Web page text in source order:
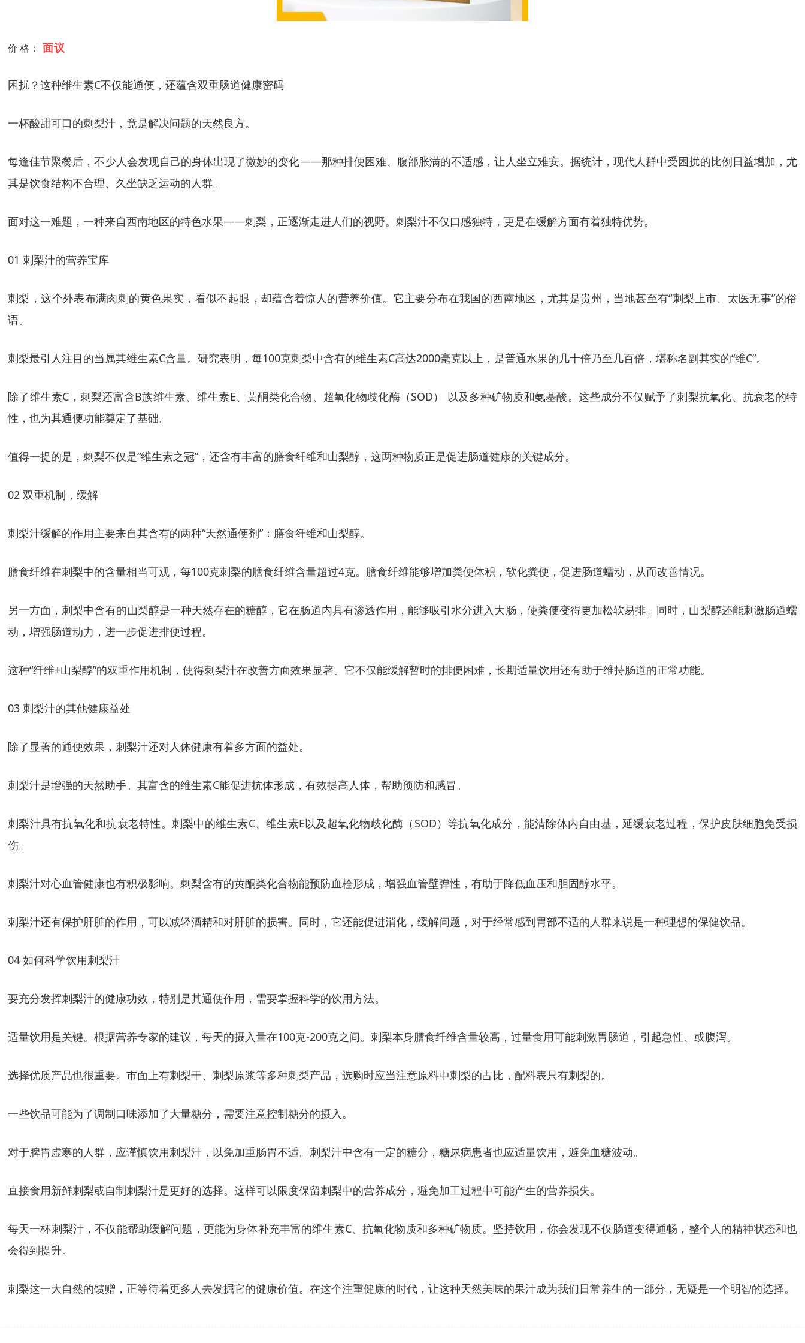
价 格： 面议
困扰？这种维生素C不仅能通便，还蕴含双重肠道健康密码
一杯酸甜可口的刺梨汁，竟是解决问题的天然良方。
每逢佳节聚餐后，不少人会发现自己的身体出现了微妙的变化——那种排便困难、腹部胀满的不适感，让人坐立难安。据统计，现代人群中受困扰的比例日益增加，尤
其是饮食结构不合理、久坐缺乏运动的人群。
面对这一难题，一种来自西南地区的特色水果——刺梨，正逐渐走进人们的视野。刺梨汁不仅口感独特，更是在缓解方面有着独特优势。
01 刺梨汁的营养宝库
刺梨，这个外表布满肉刺的黄色果实，看似不起眼，却蕴含着惊人的营养价值。它主要分布在我国的西南地区，尤其是贵州，当地甚至有“刺梨上市、太医无事”的俗
语。
刺梨最引人注目的当属其维生素C含量。研究表明，每100克刺梨中含有的维生素C高达2000毫克以上，是普通水果的几十倍乃至几百倍，堪称名副其实的“维C”。
除了维生素C，刺梨还富含B族维生素、维生素E、黄酮类化合物、超氧化物歧化酶（SOD） 以及多种矿物质和氨基酸。这些成分不仅赋予了刺梨抗氧化、抗衰老的特
性，也为其通便功能奠定了基础。
值得一提的是，刺梨不仅是“维生素之冠”，还含有丰富的膳食纤维和山梨醇，这两种物质正是促进肠道健康的关键成分。
02 双重机制，缓解
刺梨汁缓解的作用主要来自其含有的两种“天然通便剂”：膳食纤维和山梨醇。
膳食纤维在刺梨中的含量相当可观，每100克刺梨的膳食纤维含量超过4克。膳食纤维能够增加粪便体积，软化粪便，促进肠道蠕动，从而改善情况。
另一方面，刺梨中含有的山梨醇是一种天然存在的糖醇，它在肠道内具有渗透作用，能够吸引水分进入大肠，使粪便变得更加松软易排。同时，山梨醇还能刺激肠道蠕
动，增强肠道动力，进一步促进排便过程。
这种“纤维+山梨醇”的双重作用机制，使得刺梨汁在改善方面效果显著。它不仅能缓解暂时的排便困难，长期适量饮用还有助于维持肠道的正常功能。
03 刺梨汁的其他健康益处
除了显著的通便效果，刺梨汁还对人体健康有着多方面的益处。
刺梨汁是增强的天然助手。其富含的维生素C能促进抗体形成，有效提高人体，帮助预防和感冒。
刺梨汁具有抗氧化和抗衰老特性。刺梨中的维生素C、维生素E以及超氧化物歧化酶（SOD）等抗氧化成分，能清除体内自由基，延缓衰老过程，保护皮肤细胞免受损
伤。
刺梨汁对心血管健康也有积极影响。刺梨含有的黄酮类化合物能预防血栓形成，增强血管壁弹性，有助于降低血压和胆固醇水平。
刺梨汁还有保护肝脏的作用，可以减轻酒精和对肝脏的损害。同时，它还能促进消化，缓解问题，对于经常感到胃部不适的人群来说是一种理想的保健饮品。
04 如何科学饮用刺梨汁
要充分发挥刺梨汁的健康功效，特别是其通便作用，需要掌握科学的饮用方法。
适量饮用是关键。根据营养专家的建议，每天的摄入量在100克-200克之间。刺梨本身膳食纤维含量较高，过量食用可能刺激胃肠道，引起急性、或腹泻。
选择优质产品也很重要。市面上有刺梨干、刺梨原浆等多种刺梨产品，选购时应当注意原料中刺梨的占比，配料表只有刺梨的。
一些饮品可能为了调制口味添加了大量糖分，需要注意控制糖分的摄入。
对于脾胃虚寒的人群，应谨慎饮用刺梨汁，以免加重肠胃不适。刺梨汁中含有一定的糖分，糖尿病患者也应适量饮用，避免血糖波动。
直接食用新鲜刺梨或自制刺梨汁是更好的选择。这样可以限度保留刺梨中的营养成分，避免加工过程中可能产生的营养损失。
每天一杯刺梨汁，不仅能帮助缓解问题，更能为身体补充丰富的维生素C、抗氧化物质和多种矿物质。坚持饮用，你会发现不仅肠道变得通畅，整个人的精神状态和也
会得到提升。
刺梨这一大自然的馈赠，正等待着更多人去发掘它的健康价值。在这个注重健康的时代，让这种天然美味的果汁成为我们日常养生的一部分，无疑是一个明智的选择。